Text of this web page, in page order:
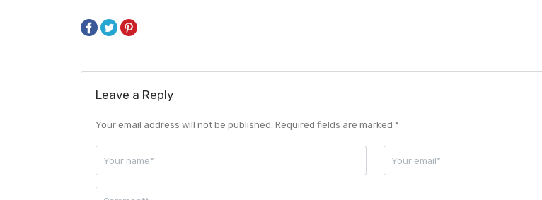
Leave a Reply
Your email address will not be published. Required fields are marked *